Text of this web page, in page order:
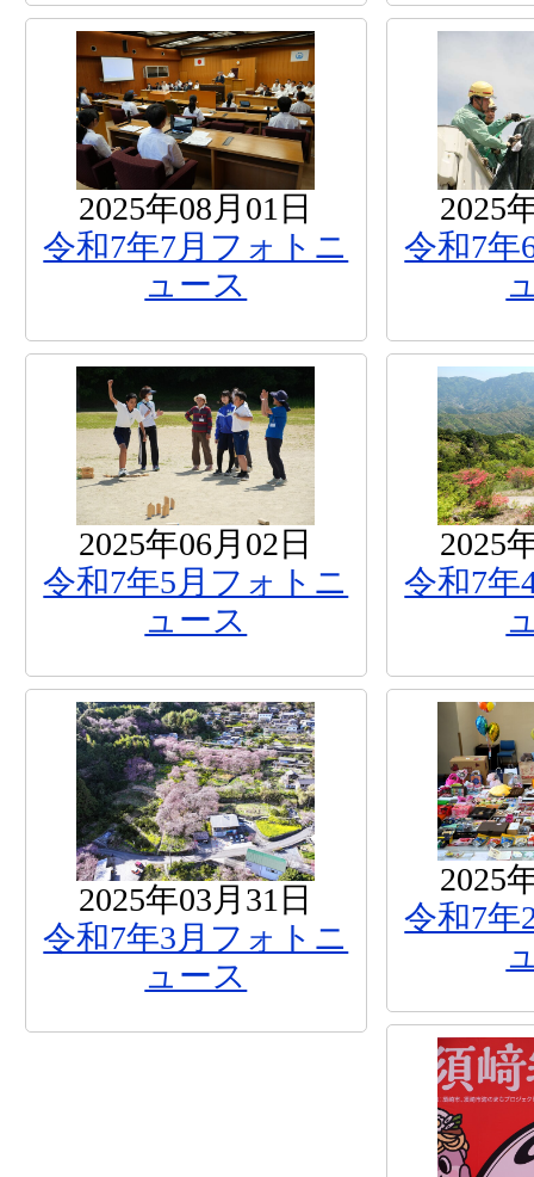
2025年08月01日
令和7年7月フォトニ
ュース
2025
令和7年
2025年06月02日
令和7年5月フォトニ
ュース
2025
令和7年
2025年03月31日
令和7年3月フォトニ
ュース
2025
令和7年